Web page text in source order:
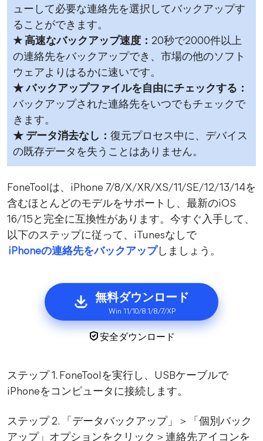
ューして必要な連絡先を選択してバックアップす
ることができます。
★ 高速なバックアップ速度： 20秒で2000件以上
の連絡先をバックアップでき、市場の他のソフト
ウェアよりはるかに速いです。
★ バックアップファイルを自由にチェックする：
バックアップされた連絡先をいつでもチェックで
きます。
★ データ消去なし： 復元プロセス中に、デバイス
の既存データを失うことはありません。
FoneToolは、iPhone 7/8/X/XR/XS/11/SE/12/13/14を
含むほとんどのモデルをサポートし、最新のiOS
16/15と完全に互換性があります。今すぐ入手して、
以下のステップに従って、iTunesなしで
iPhoneの連絡先をバックアップしましょう。
無料ダウンロード
Win 11/10/8.1/8/7/XP
安全ダウンロード
ステップ 1. FoneToolを実行し、USBケーブルで
iPhoneをコンピュータに接続します。
ステップ 2. 「データバックアップ」＞「個別バック
アップ」オプションをクリック＞連絡先アイコンを